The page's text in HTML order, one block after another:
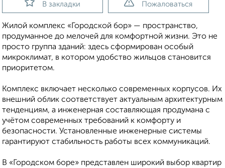
В закладки Пожаловаться
Жилой комплекс «Городской бор» — пространство,
продуманное до мелочей для комфортной жизни. Это не
просто группа зданий: здесь сформирован особый
микроклимат, в котором удобство жильцов становится
приоритетом.
Комплекс включает несколько современных корпусов. Их
внешний облик соответствует актуальным архитектурным
тенденциям, а инженерная составляющая продумана с
учётом современных требований к комфорту и
безопасности. Установленные инженерные системы
гарантируют стабильность работы всех коммуникаций.
В «Городском боре» представлен широкий выбор квартир